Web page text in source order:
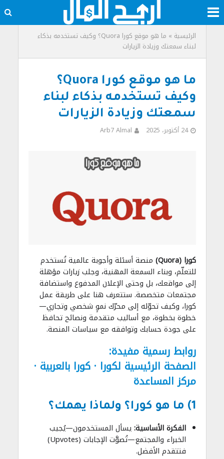
الرئيسية »
ما هو موقع كورا Quora؟ وكيف تستخدمه بذكاء
لبناء سمعتك وزيادة الزيارات
ما هو موقع كورا Quora؟
وكيف تستخدمه بذكاء لبناء
سمعتك وزيادة الزيارات
24 أكتوبر، 2025 Arb7 Almal
كورا (Quora)
منصة أسئلة وأجوبة عالمية تُستخدم
للتعلّم، وبناء السمعة المهنية، وجلب زيارات مؤهلة
إلى مواقعك، بل وحتى الإعلان المدفوع واستضافة
مجتمعات متخصصة. ستتعرف هنا على طريقة عمل
كورا، وكيف تحوّله إلى محرّك نموٍ شخصي وتجاري—
خطوة بخطوة، مع أساليب متقدمة ونصائح تحافظ
على جودة حسابك وتوافقه مع سياسات المنصة.
روابط رسمية مفيدة:
الصفحة الرئيسية لكورا ·كورا بالعربية ·
مركز المساعدة
1) ما هو كورا؟ ولماذا يهمك؟
الفكرة الأساسية:يسأل المستخدمون—يُجيب
الخبراء والمجتمع—تُصوَّت الإجابات (Upvotes)
فتتقدم الأفضل.